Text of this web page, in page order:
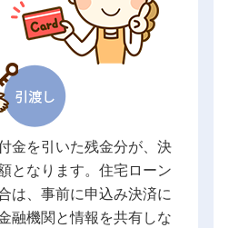
金を引いた残金分が、決
となります。住宅ローン
は、事前に申込み決済に
融機関と情報を共有しな